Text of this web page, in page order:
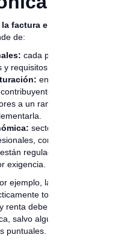
factura electrónica
de:
cada país define
y requisitos.
en algunos
con
a un rango deben
sectores como
comercio o
regulados con
exigencia.
ejemplo, la
todos los
renta deben expedir
salvo algunas
puntuales.